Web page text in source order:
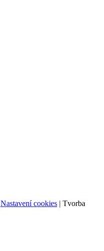
Nastavení cookies | Tvorba